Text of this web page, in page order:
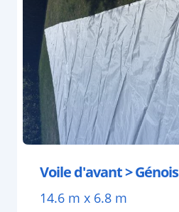
Voile d'avant > Génois
14.6 m x 6.8 m